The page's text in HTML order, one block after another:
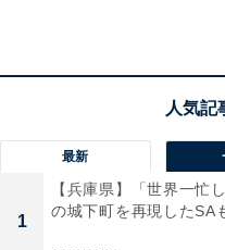
地頭の違いを親が認識す
てしまいそうです。オト
ります。
「『この時期、上のお兄
最新
1
【兵庫県】「世界一忙
の城下町を再現したSA